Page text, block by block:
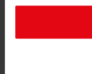
Jaar van uitgave:
Aantal delen: